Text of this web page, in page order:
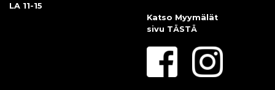
LA 11-15
Katso Myymälät
sivu TÄSTÄ